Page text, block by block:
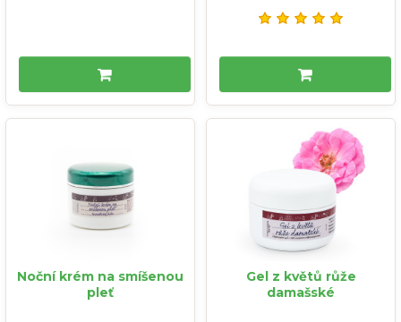
Noční krém na smíšenou
pleť
Gel z květů růže
damašské